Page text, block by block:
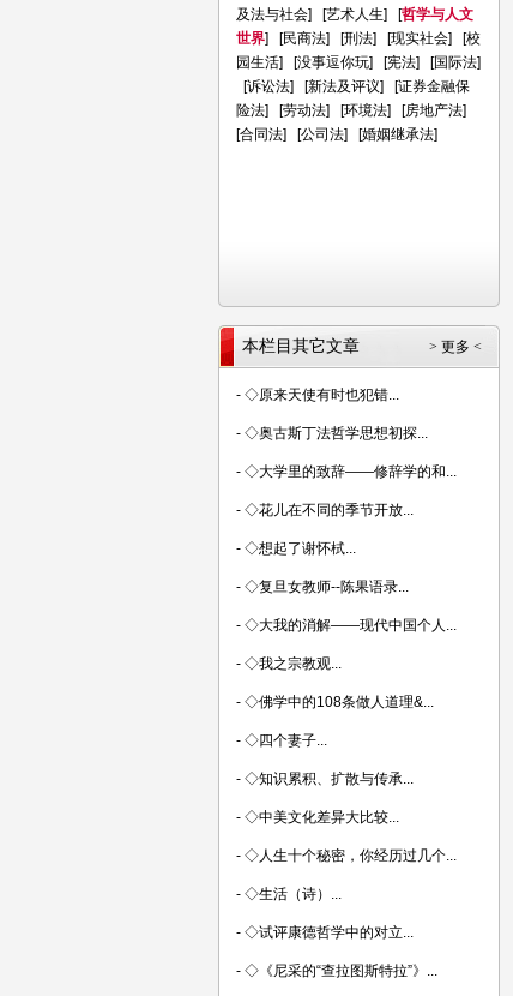
及法与社会] [艺术人生] [哲学与人文
世界] [民商法] [刑法] [现实社会] [校
园生活] [没事逗你玩] [宪法] [国际法]
[诉讼法] [新法及评议] [证券金融保
险法] [劳动法] [环境法] [房地产法]
[合同法] [公司法] [婚姻继承法]
> 更多 <
本栏目其它文章
- ◇原来天使有时也犯错...
- ◇奥古斯丁法哲学思想初探...
- ◇大学里的致辞——修辞学的和...
- ◇花儿在不同的季节开放...
- ◇想起了谢怀栻...
- ◇复旦女教师--陈果语录...
- ◇大我的消解——现代中国个人...
- ◇我之宗教观...
- ◇佛学中的108条做人道理&...
- ◇四个妻子...
- ◇知识累积、扩散与传承...
- ◇中美文化差异大比较...
- ◇人生十个秘密，你经历过几个...
- ◇生活（诗）...
- ◇试评康德哲学中的对立...
- ◇《尼采的“查拉图斯特拉”》...